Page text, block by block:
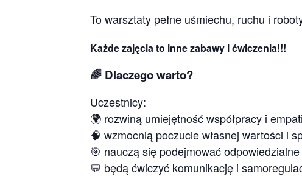
To warsztaty pełne uśmiechu, ruchu i
Każde zajęcia to inne zabawy i ćwiczenia!!!
🌈 Dlaczego warto?
Uczestnicy:
🌍 rozwiną umiejętność współpracy i
🧠 wzmocnią poczucie własnej wartości i
🎯 nauczą się podejmować
💬 będą ćwiczyć komunikację i